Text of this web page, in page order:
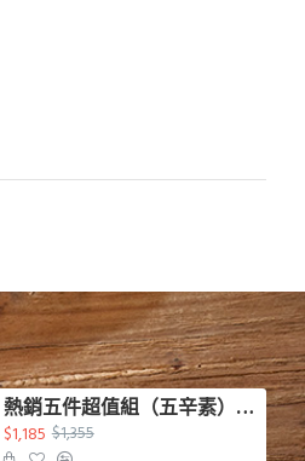
熱銷五件超值組（五辛素）（蛋奶素）
$1,185 $1,355